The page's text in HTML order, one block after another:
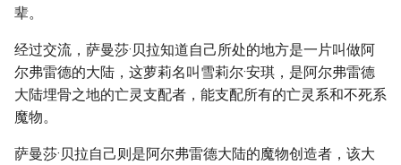
辈。
经过交流，萨曼莎·贝拉知道自己所处的地方是一片叫做阿
尔弗雷德的大陆，这萝莉名叫雪莉尔·安琪，是阿尔弗雷德
大陆埋骨之地的亡灵支配者，能支配所有的亡灵系和不死系
魔物。
萨曼莎·贝拉自己则是阿尔弗雷德大陆的魔物创造者，该大